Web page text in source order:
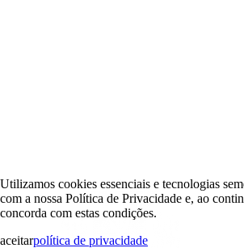
Utilizamos cookies essenciais e tecnologias
com a nossa Política de Privacidade e, ao
concorda com estas condições.
aceitarpolítica de privacidade